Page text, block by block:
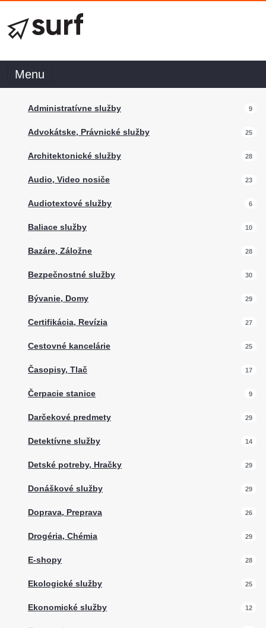
Menu
Administratívne služby 9
Advokátske, Právnické služby 25
Architektonické služby 28
Audio, Video nosiče 23
Audiotextové služby 6
Baliace služby 10
Bazáre, Záložne 28
Bezpečnostné služby 30
Bývanie, Domy 29
Certifikácia, Revízia 27
Cestovné kancelárie 25
Časopisy, Tlač 17
Čerpacie stanice 9
Darčekové predmety 29
Detektívne služby 14
Detské potreby, Hračky 29
Donáškové služby 29
Doprava, Preprava 26
Drogéria, Chémia 29
E-shopy 28
Ekologické služby 25
Ekonomické služby 12